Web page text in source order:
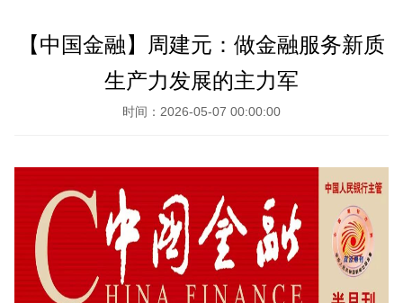
【中国金融】周建元：做金融服务新质
生产力发展的主力军
时间：2026-05-07 00:00:00